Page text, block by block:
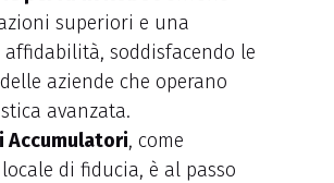
superiori e una
affidabilità, soddisfacendo le
aziende che operano
avanzata.
Accumulatori, come
di fiducia, è al passo